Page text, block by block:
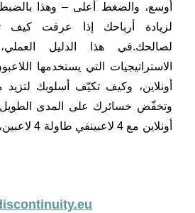
أوسع، والضغط أعلى – وهذا
لزيادة أرباحك إذا عرفت كيف
لصالحك.في هذا الدليل
الاستراتيجيات التي يستخدمها
أونلاين مع 4